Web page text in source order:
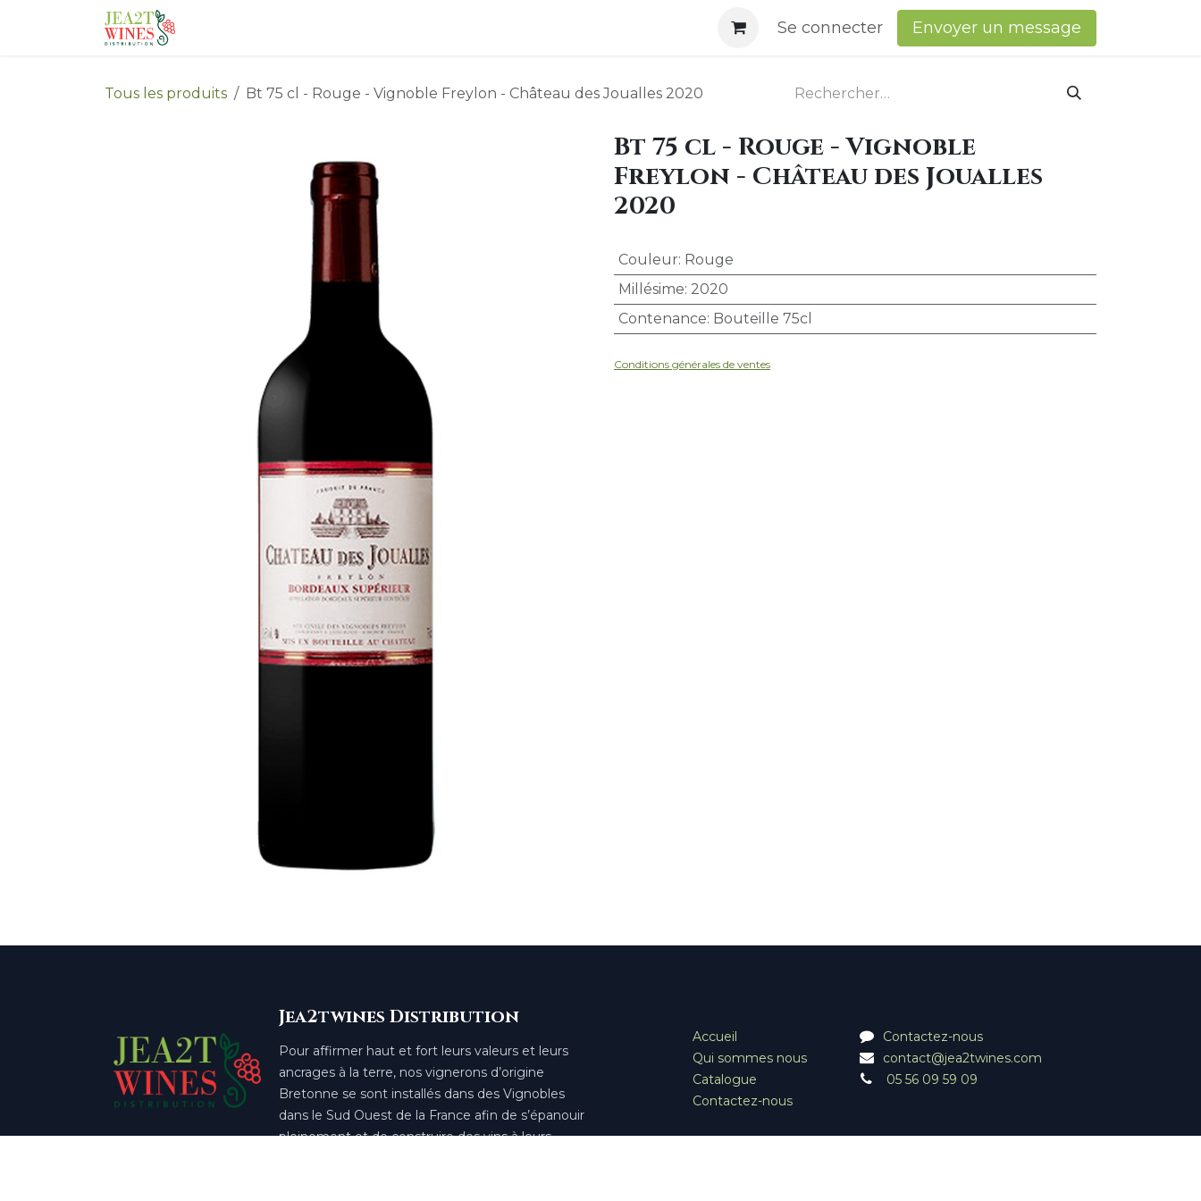
Se rendre au contenu
Se connecter ​Envoyer un message
Tous les produits Bt 75 cl - Rouge - Vignoble Freylon - Château des Joualles 2020
Bt 75 cl - Rouge - Vignoble
Freylon - Château des Joualles
2020
Couleur: Rouge
Millésime: 2020
Contenance: Bouteille 75cl
Conditions générales de ventes
Contactez-nous
contact@jea2twines.com
05 56 09 59 09
Accueil
Qui sommes nous
Catalogue
Contactez-nous
Jea2twines Distribution
Pour affirmer haut et fort leurs valeurs et leurs
ancrages à la terre, nos vignerons d’origine
Bretonne se sont installés dans des Vignobles
dans le Sud Ouest de la France afin de s’épanouir
pleinement et de construire des vins à leurs